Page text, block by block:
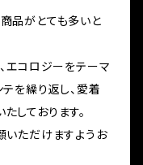
品がとても多いと
エコロジーをテーマ
テを繰り返し、愛着
しております。
いただけますようお